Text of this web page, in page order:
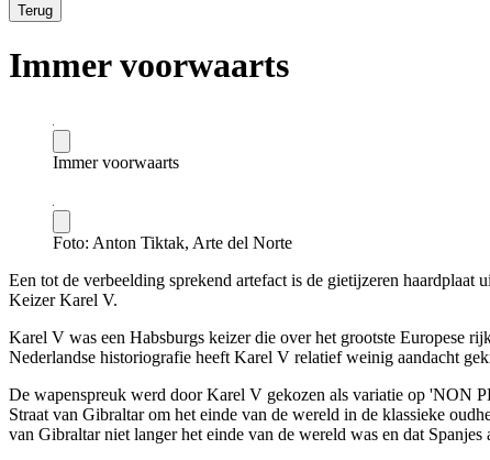
Terug
Immer voorwaarts
Immer voorwaarts
Foto: Anton Tiktak, Arte del Norte
Een tot de verbeelding sprekend artefact is de gietijzeren
Keizer Karel V.
Karel V was een Habsburgs keizer die over het grootste Europese
Nederlandse historiografie heeft Karel V relatief weinig aandacht
De wapenspreuk werd door Karel V gekozen als variatie op 'NON
Straat van Gibraltar om het einde van de wereld in de klassieke
van Gibraltar niet langer het einde van de wereld was en dat Spanjes